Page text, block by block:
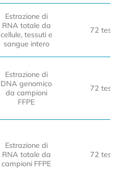
Estrazione di
RNA totale da
cellule, tessuti e
sangue intero
72 test
Estrazione di
DNA genomico
da campioni
FFPE
72 test
Estrazione di
RNA totale da
campioni FFPE
72 test